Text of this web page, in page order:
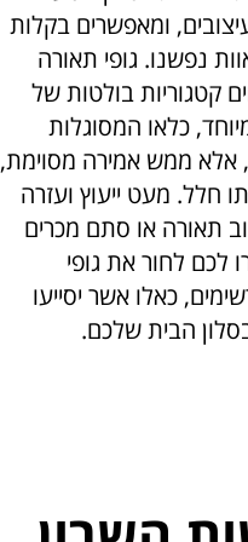
ומאפשרים בקלות
נפשנו. גופי תאורה
קטגוריות בולטות של
כלאו המסוגלות
אלא ממש אמירה מסוימת,
חלל. מעט ייעוץ ועזרה
תאורה או סתם מכרים
לחור את גופי
כאלו אשר יסייעו
הבית שלכם.